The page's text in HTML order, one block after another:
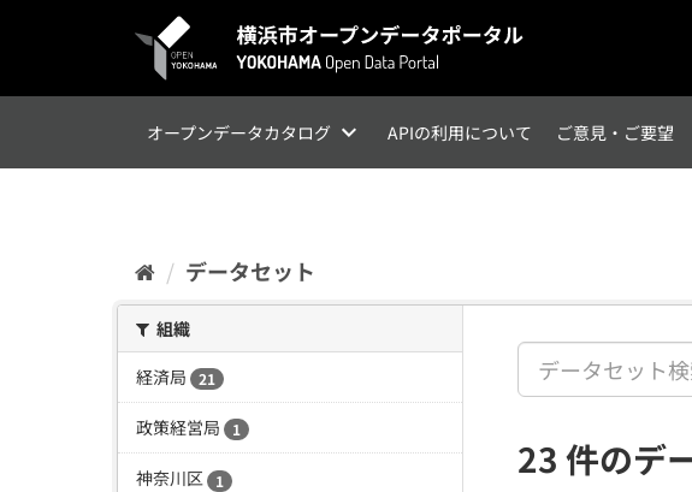
オープンデータカタログ APIの利用について ご意見・ご要望
データセット
組織
経済局
21
政策経営局 1
神奈川区 1 23 件のデ